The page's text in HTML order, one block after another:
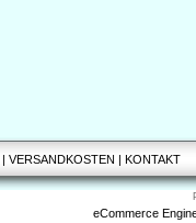
| VERSANDKOSTEN | KONTAKT
eCommerce